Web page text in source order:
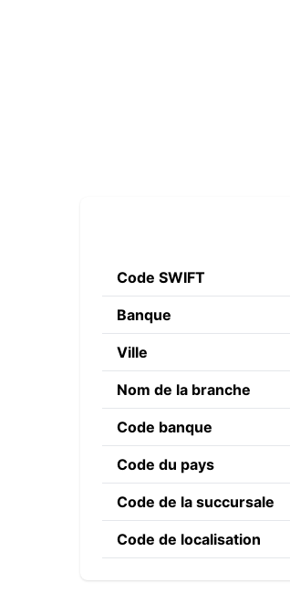
Code SWIFT
Banque
Ville
Nom de la branche
Code banque
Code du pays
Code de la succursale
Code de localisation